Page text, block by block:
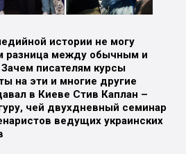
истории не могу
разница между обычным и
писателям курсы
на эти и многие другие
в Киеве Стив Каплан –
чей двухдневный семинар
ведущих украинских